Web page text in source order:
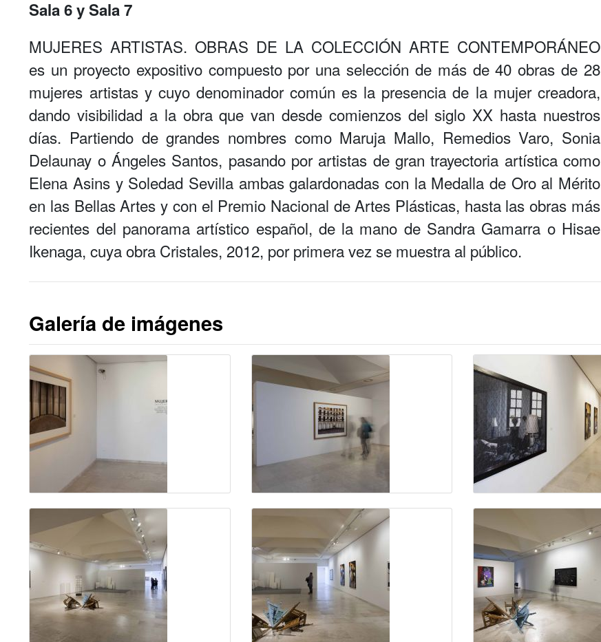
Sala 6 y Sala 7
MUJERES ARTISTAS. OBRAS DE LA COLECCIÓN ARTE CONTEMPORÁNEO
es un proyecto expositivo compuesto por una selección de más de 40 obras de 28
mujeres artistas y cuyo denominador común es la presencia de la mujer creadora,
dando visibilidad a la obra que van desde comienzos del siglo XX hasta nuestros
días. Partiendo de grandes nombres como Maruja Mallo, Remedios Varo, Sonia
Delaunay o Ángeles Santos, pasando por artistas de gran trayectoria artística como
Elena Asins y Soledad Sevilla ambas galardonadas con la Medalla de Oro al Mérito
en las Bellas Artes y con el Premio Nacional de Artes Plásticas, hasta las obras más
recientes del panorama artístico español, de la mano de Sandra Gamarra o Hisae
Ikenaga, cuya obra Cristales, 2012, por primera vez se muestra al público.
Galería de imágenes